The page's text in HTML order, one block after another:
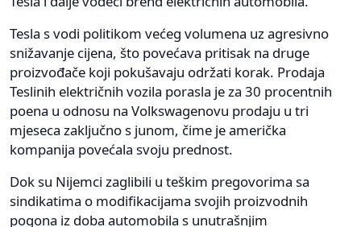
Tesla s vodi politikom većeg volumena uz agresivno
snižavanje cijena, što povećava pritisak na druge
proizvođače koji pokušavaju održati korak. Prodaja
Teslinih električnih vozila porasla je za 30 procentnih
poena u odnosu na Volkswagenovu prodaju u tri
mjeseca zaključno s junom, čime je američka
kompanija povećala svoju prednost.
Dok su Nijemci zaglibili u teškim pregovorima sa
sindikatima o modifikacijama svojih proizvodnih
pogona iz doba automobila s unutrašnjim